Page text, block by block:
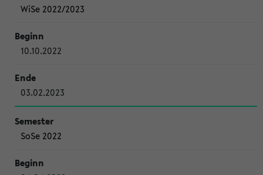
WiSe 2022/2023
10.10.2022
03.02.2023
SoSe 2022